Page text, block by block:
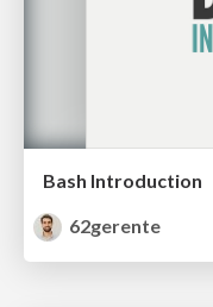
Bash Introduction
62gerente